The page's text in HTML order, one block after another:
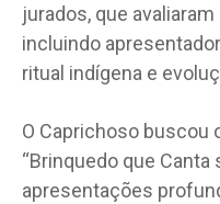
jurados, que
incluindo
ritual indígena e
O Caprichoso buscou
“Brinquedo que Canta
apresentações